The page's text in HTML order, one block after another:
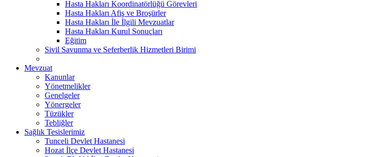
Hasta Hakları Koordinatörlüğü Görevleri
Hasta Hakları Afiş ve Broşürler
Hasta Hakları İle İlgili Mevzuatlar
Hasta Hakları Kurul Sonuçları
Eğitim
Sivil Savunma ve Seferberlik Hizmetleri Birimi
Mevzuat
Kanunlar
Yönetmelikler
Genelgeler
Yönergeler
Tüzükler
Tebliğler
Sağlık Tesislerimiz
Tunceli Devlet Hastanesi
Hozat İlçe Devlet Hastanesi